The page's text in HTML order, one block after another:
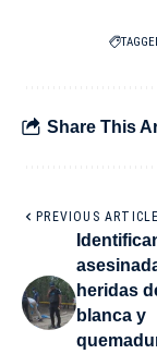
Share This
PREVIOUS ARTICLE
heridas
blanca y